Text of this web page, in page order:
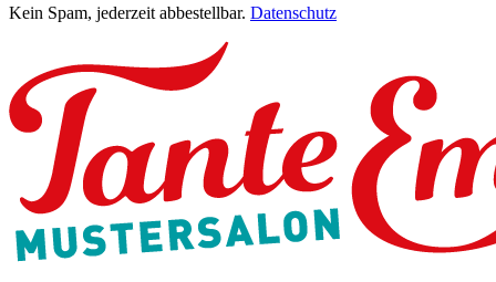
Kein Spam, jederzeit abbestellbar. Datenschutz